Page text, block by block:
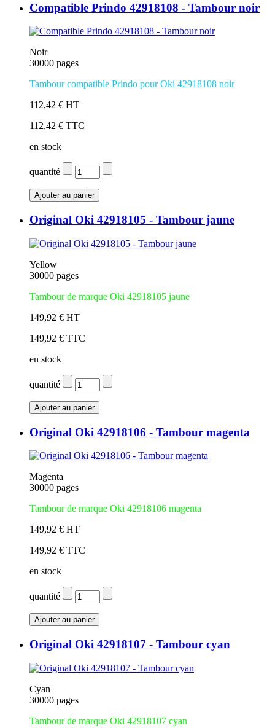
Compatible Prindo 42918108 - Tambour noir
Noir
30000 pages
Tambour compatible Prindo pour Oki 42918108 noir
112,42 € HT
112,42 € TTC
en stock
quantité
Original Oki 42918105 - Tambour jaune
Yellow
30000 pages
Tambour de marque Oki 42918105 jaune
149,92 € HT
149,92 € TTC
en stock
quantité
Original Oki 42918106 - Tambour magenta
Magenta
30000 pages
Tambour de marque Oki 42918106 magenta
149,92 € HT
149,92 € TTC
en stock
quantité
Original Oki 42918107 - Tambour cyan
Cyan
30000 pages
Tambour de marque Oki 42918107 cyan